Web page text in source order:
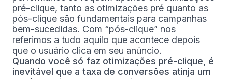
pré-clique, tanto as otimizações pré quanto as
pós-clique são fundamentais para campanhas
bem-sucedidas. Com “pós-clique” nos
referimos a tudo aquilo que acontece depois
que o usuário clica em seu anúncio.
Quando você só faz otimizações pré-clique, é
inevitável que a taxa de conversões atinja um